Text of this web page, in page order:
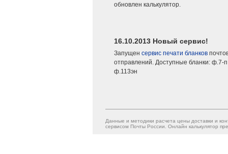
обновлен калькулятор.
16.10.2013 Новый сервис!
Запущен сервис печати бланков
отправлений. Доступные бланки: ф.7-
ф.113эн
Данные и методики расчета цены доставки и
сервисом Почты России. Онлайн калькулятор